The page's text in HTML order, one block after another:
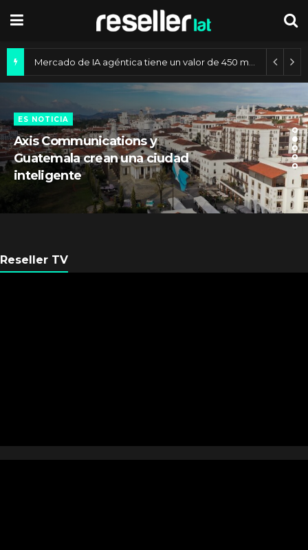
ES NOTICIA
Axis Communications y
Guatemala crean una ciudad
inteligente
Reseller TV